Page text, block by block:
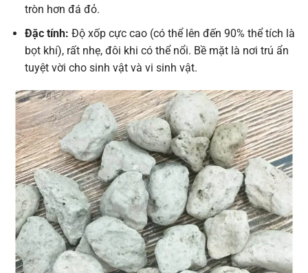
tròn hơn đá đỏ.
Đặc tính: Độ xốp cực cao (có thể lên đến 90% thể tích là
bọt khí), rất nhẹ, đôi khi có thể nổi. Bề mặt là nơi trú ẩn
tuyệt vời cho sinh vật và vi sinh vật.